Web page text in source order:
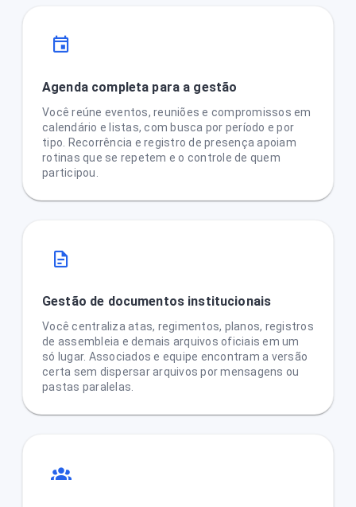
Agenda completa para a gestão
Você reúne eventos, reuniões e compromissos em
calendário e listas, com busca por período e por
tipo. Recorrência e registro de presença apoiam
rotinas que se repetem e o controle de quem
participou.
Gestão de documentos institucionais
Você centraliza atas, regimentos, planos, registros
de assembleia e demais arquivos oficiais em um
só lugar. Associados e equipe encontram a versão
certa sem dispersar arquivos por mensagens ou
pastas paralelas.